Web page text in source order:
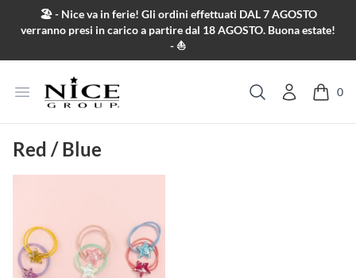
Salta al contenuto
🏖️ - Nice va in ferie! Gli ordini effettuati DAL 7 AGOSTO
verranno presi in carico a partire dal 18 AGOSTO. Buona estate!
- ⛵
Apri menu
Cerca
0
Red / Blue